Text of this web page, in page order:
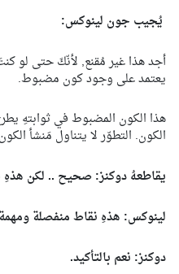
يُجيب جون لينوكس:
أجد هذا غير مُقنع, لأنّكَ حتى لو
يعتمد على وجود كون مضبوط.
هذا الكون المضبوط في ثوابتهِ
الكون. التطوّر لا يتناول مَنشأ
يقاطعهُ دوكنز: صحيح .. لكن هذهِ
لينوكس: هذهِ نقاط منفصلة
دوكنز: نعم بالتأكيد.